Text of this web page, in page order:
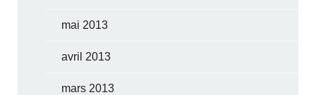
mai 2013
avril 2013
mars 2013